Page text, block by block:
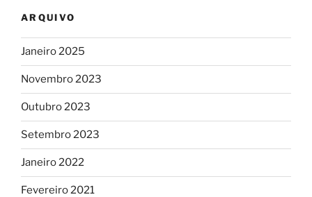
ARQUIVO
Janeiro 2025
Novembro 2023
Outubro 2023
Setembro 2023
Janeiro 2022
Fevereiro 2021